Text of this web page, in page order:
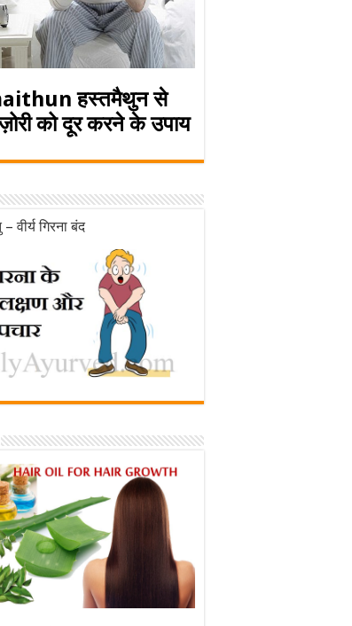
हस्तमैथुन से
को दूर करने के उपाय
वीर्य गिरना बंद